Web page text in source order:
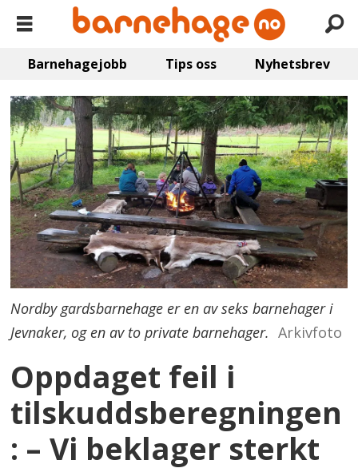
Barnehagejobb Tips oss Nyhetsbrev
Nordby gardsbarnehage er en av seks barnehager i
Jevnaker, og en av to private barnehager. Arkivfoto
Oppdaget feil i
tilskuddsberegningen
: – Vi beklager sterkt